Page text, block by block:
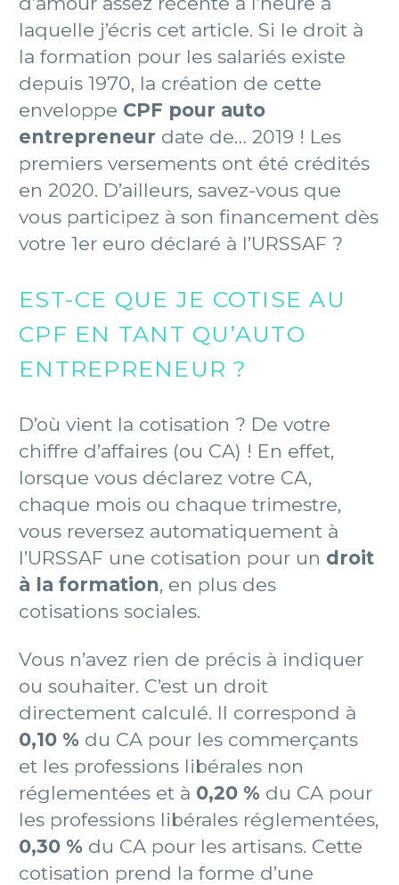
laquelle j’écris cet article. Si le droit à
la formation pour les salariés existe
depuis 1970, la création de cette
enveloppe CPF pour auto
entrepreneur date de… 2019 ! Les
premiers versements ont été crédités
en 2020. D’ailleurs, savez-vous que
vous participez à son financement dès
votre 1er euro déclaré à l’URSSAF ?
EST-CE QUE JE COTISE AU
CPF EN TANT QU’AUTO
ENTREPRENEUR ?
D’où vient la cotisation ? De votre
chiffre d’affaires (ou CA) ! En effet,
lorsque vous déclarez votre CA,
chaque mois ou chaque trimestre,
vous reversez automatiquement à
l’URSSAF une cotisation pour un droit
à la formation, en plus des
cotisations sociales.
Vous n’avez rien de précis à indiquer
ou souhaiter. C’est un droit
directement calculé. Il correspond à
0,10 % du CA pour les commerçants
et les professions libérales non
réglementées et à 0,20 % du CA pour
les professions libérales réglementées,
0,30 % du CA pour les artisans. Cette
cotisation prend la forme d’une